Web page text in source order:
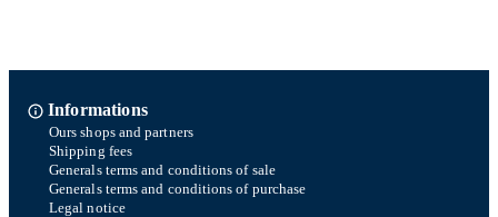
Informations
Ours shops and partners
Shipping fees
Generals terms and conditions of sale
Generals terms and conditions of purchase
Legal notice